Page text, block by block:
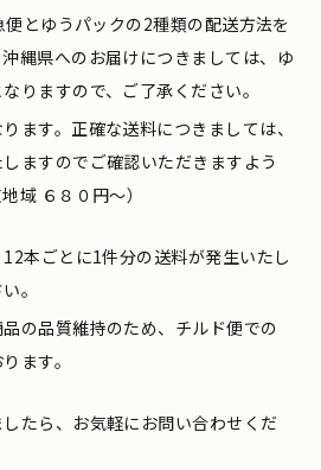
便とゆうパックの2種類の配送方法を
縄県へのお届けにつきましては、ゆ
りますので、ご了承ください。
ます。正確な送料につきましては、
ますのでご確認いただきますよう
域 ６８０円〜）
本ごとに1件分の送料が発生いたし
。
の品質維持のため、チルド便での
ます。
たら、お気軽にお問い合わせくだ